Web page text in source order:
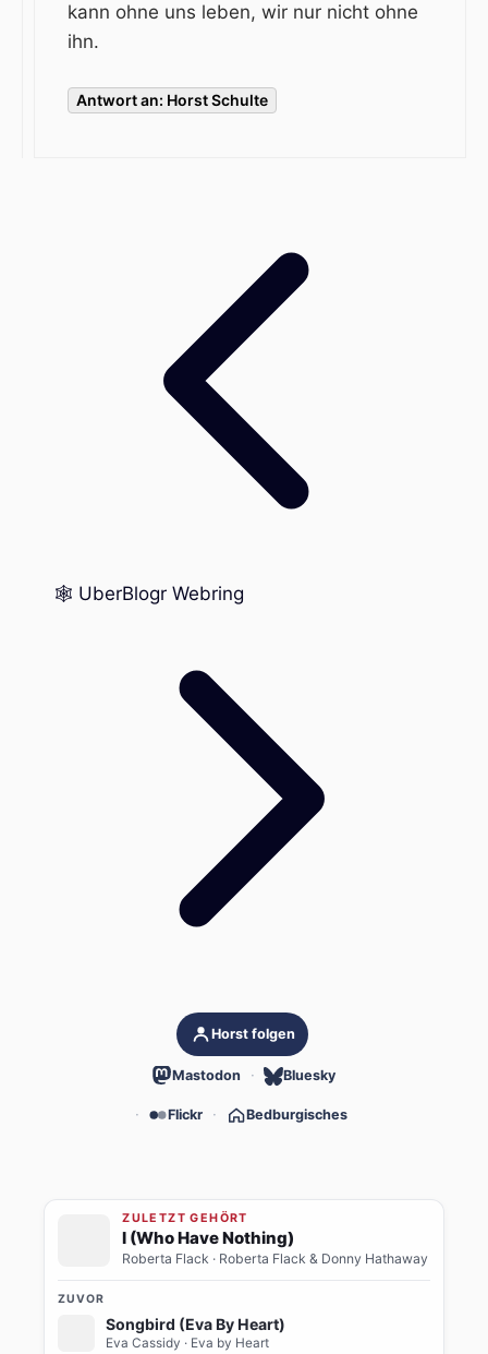
kann ohne uns leben, wir nur nicht ohne
ihn.
Antwort an: Horst Schulte
🕸️ UberBlogr Webring
Horst folgen
Mastodon Bluesky
Flickr Bedburgisches
ZULETZT GEHÖRT
I (Who Have Nothing)
Roberta Flack · Roberta Flack & Donny Hathaway
ZUVOR
Songbird (Eva By Heart)
Eva Cassidy · Eva by Heart